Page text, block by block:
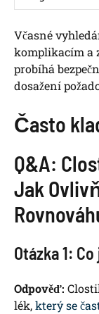
Včasné
komplikacím a
probíhá
dosažení
Často
Q&A:
Jak
Otázka 1:
Odpověď:
lék,který se